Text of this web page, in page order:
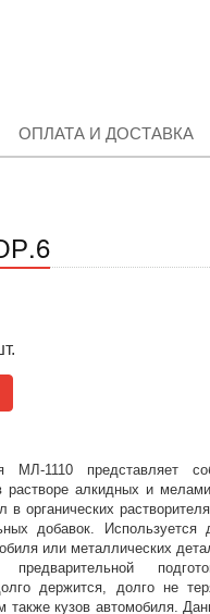
ОПЛАТА И ДОСТАВКА
МЛ-1110 представляет
растворе алкидных и
органических
добавок. Используется
или металлических
держится, долго не
также кузов автомобиля.